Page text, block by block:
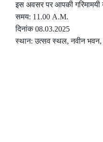
इस अवसर पर आपकी गरिमामयी
समय: 11.00 A.M.
दिनांक 08.03.2025
स्थान: उत्सव स्थल, नवीन भवन,